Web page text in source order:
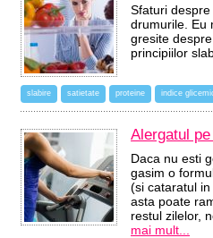
Sfaturi
drumurile. Eu
gresite
principiilor
slabire satietate proteine indice
Alergatul
Daca nu esti
gasim o
(si cataratul
asta poate
restul zilelor,
mai mult...